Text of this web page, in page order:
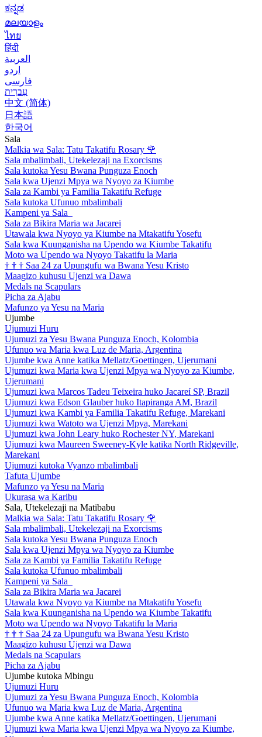
ಕನ್ನಡ
മലയാളം
ไทย
हिंदी
العربية
اردو
فارسی
עִברִית
中文 (简体)
日本語
한국어
Sala
Malkia wa Sala: Tatu Takatifu Rosary 🌹
Sala mbalimbali, Utekelezaji na Exorcisms
Sala kutoka Yesu Bwana Punguza Enoch
Sala kwa Ujenzi Mpya wa Nyoyo za Kiumbe
Sala za Kambi ya Familia Takatifu Refuge
Sala kutoka Ufunuo mbalimbali
Kampeni ya Sala
Sala za Bikira Maria wa Jacarei
Utawala kwa Nyoyo ya Kiumbe na Mtakatifu Yosefu
Sala kwa Kuunganisha na Upendo wa Kiumbe Takatifu
Moto wa Upendo wa Nyoyo Takatifu la Maria
† † † Saa 24 za Upungufu wa Bwana Yesu Kristo
Maagizo kuhusu Ujenzi wa Dawa
Medals na Scapulars
Picha za Ajabu
Mafunzo ya Yesu na Maria
Ujumbe
Ujumuzi Huru
Ujumuzi za Yesu Bwana Punguza Enoch, Kolombia
Ufunuo wa Maria kwa Luz de Maria, Argentina
Ujumbe kwa Anne katika Mellatz/Goettingen, Ujerumani
Ujumuzi kwa Maria kwa Ujenzi Mpya wa Nyoyo za Kiumbe,
Ujerumani
Ujumuzi kwa Marcos Tadeu Teixeira huko Jacareí SP, Brazil
Ujumuzi kwa Edson Glauber huko Itapiranga AM, Brazil
Ujumuzi kwa Kambi ya Familia Takatifu Refuge, Marekani
Ujumuzi kwa Watoto wa Ujenzi Mpya, Marekani
Ujumuzi kwa John Leary huko Rochester NY, Marekani
Ujumuzi kwa Maureen Sweeney-Kyle katika North Ridgeville,
Marekani
Ujumuzi kutoka Vyanzo mbalimbali
Tafuta Ujumbe
Mafunzo ya Yesu na Maria
Ukurasa wa Karibu
Sala, Utekelezaji na Matibabu
Malkia wa Sala: Tatu Takatifu Rosary 🌹
Sala mbalimbali, Utekelezaji na Exorcisms
Sala kutoka Yesu Bwana Punguza Enoch
Sala kwa Ujenzi Mpya wa Nyoyo za Kiumbe
Sala za Kambi ya Familia Takatifu Refuge
Sala kutoka Ufunuo mbalimbali
Kampeni ya Sala
Sala za Bikira Maria wa Jacarei
Utawala kwa Nyoyo ya Kiumbe na Mtakatifu Yosefu
Sala kwa Kuunganisha na Upendo wa Kiumbe Takatifu
Moto wa Upendo wa Nyoyo Takatifu la Maria
† † † Saa 24 za Upungufu wa Bwana Yesu Kristo
Maagizo kuhusu Ujenzi wa Dawa
Medals na Scapulars
Picha za Ajabu
Ujumbe kutoka Mbingu
Ujumuzi Huru
Ujumuzi za Yesu Bwana Punguza Enoch, Kolombia
Ufunuo wa Maria kwa Luz de Maria, Argentina
Ujumbe kwa Anne katika Mellatz/Goettingen, Ujerumani
Ujumuzi kwa Maria kwa Ujenzi Mpya wa Nyoyo za Kiumbe,